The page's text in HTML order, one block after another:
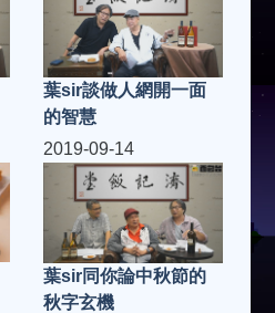
葉sir談做人網開一面
的智慧
2019-09-14
葉sir同你論中秋節的
秋字玄機